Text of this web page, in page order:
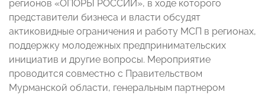
регионов «ОПОРЫ РОССИИ», в ходе которого
представители бизнеса и власти обсудят
актиковидные ограничения и работу МСП в регионах,
поддержку молодежных предпринимательских
инициатив и другие вопросы. Мероприятие
проводится совместно с Правительством
Мурманской области, генеральным партнером